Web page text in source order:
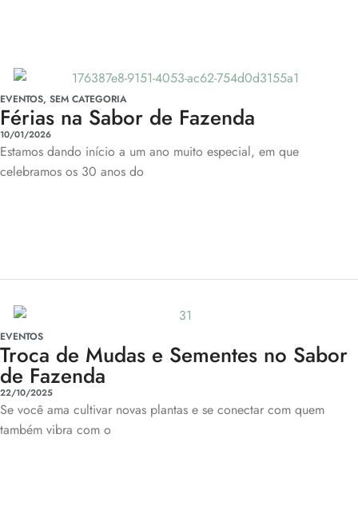
EVENTOS, SEM CATEGORIA
Férias na Sabor de Fazenda
10/01/2026
Estamos dando início a um ano muito especial, em que
celebramos os 30 anos do
EVENTOS
Troca de Mudas e Sementes no Sabor
de Fazenda
22/10/2025
Se você ama cultivar novas plantas e se conectar com quem
também vibra com o